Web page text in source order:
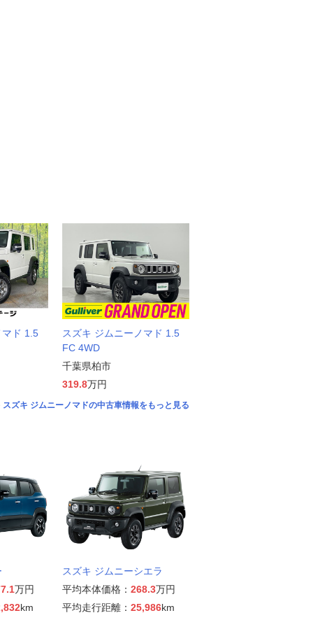
マド 1.5
スズキ ジムニーノマド 1.5
FC 4WD
千葉県柏市
319.8万円
スズキ ジムニーノマドの中古車情報をもっと見る
万円
km
スズキ ジムニーシエラ
平均本体価格： 268.3万円
平均走行距離： 25,986km